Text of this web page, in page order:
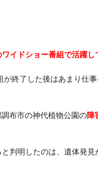
イドショー番組で活躍
終了した後はあまり仕
布市の神代植物公園の障
判明したのは、遺体発